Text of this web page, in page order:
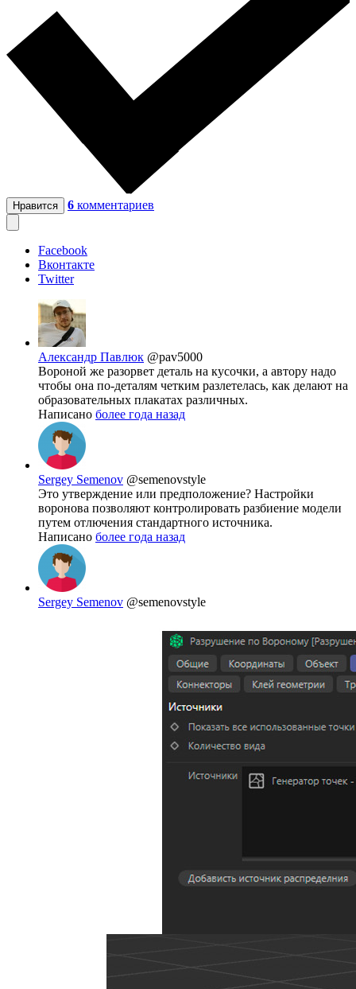
Нравится 6 комментариев
Facebook
Вконтакте
Twitter
Александр Павлюк @pav5000
Вороной же разорвет деталь на кусочки, а автору надо
чтобы она по-деталям четким разлетелась, как делают на
образовательных плакатах различных.
Написано более года назад
Sergey Semenov @semenovstyle
Это утверждение или предположение? Настройки
воронова позволяют контролировать разбиение модели
путем отлючения стандартного источника.
Написано более года назад
Sergey Semenov @semenovstyle